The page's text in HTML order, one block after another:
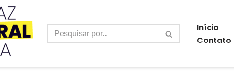
Início
Contato